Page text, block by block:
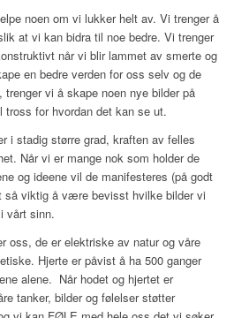
noen om vi lukker helt av. Vi trenger å
at vi kan bidra til noe bedre. Vi trenger
når vi blir lammet av smerte og
en bedre verden for oss selv og de
vi å skape noen nye bilder på
tross for hvordan det kan se ut.
i stadig større grad, kraften av felles
Når vi er mange nok som holder de
og ideene vil de manifesteres (på godt
så viktig å være bevisst hvilke bilder vi
vårt sinn.
oss, de er elektriske av natur og våre
Hjerte er påvist å ha 500 ganger
alene. Når hodet og hjertet er
tanker, bilder og følelser støtter